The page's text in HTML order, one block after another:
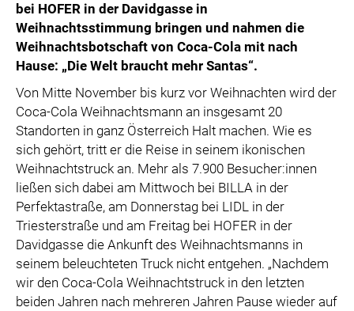
bei HOFER in der Davidgasse in
Weihnachtsstimmung bringen und nahmen die
Weihnachtsbotschaft von Coca-Cola mit nach
Hause: „Die Welt braucht mehr Santas“.
Von Mitte November bis kurz vor Weihnachten wird der
Coca-Cola Weihnachtsmann an insgesamt 20
Standorten in ganz Österreich Halt machen. Wie es
sich gehört, tritt er die Reise in seinem ikonischen
Weihnachtstruck an. Mehr als 7.900 Besucher:innen
ließen sich dabei am Mittwoch bei BILLA in der
Perfektastraße, am Donnerstag bei LIDL in der
Triesterstraße und am Freitag bei HOFER in der
Davidgasse die Ankunft des Weihnachtsmanns in
seinem beleuchteten Truck nicht entgehen. „Nachdem
wir den Coca-Cola Weihnachtstruck in den letzten
beiden Jahren nach mehreren Jahren Pause wieder auf